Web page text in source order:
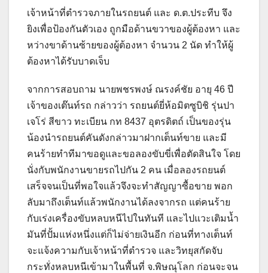
เจ้าหน้าที่ตำรวจภายในรถยนต์ และ ด.ต.ประทีบ จึง
ยิงเพื่อป้องกันตัวเอง ถูกมือด้านขวาของผู้ต้องหา และ
หว่างขาด้านซ้ายของผู้ต้องหา จำนวน 2 นัด ทำให้ผู้
ต้องหาได้รับบาดเจ็บ
จากการสอบถาม นายพชรพงษ์ ณรงค์ชัย อายุ 46 ปี
เจ้าของเต๊นท์รถ กล่าวว่า รถยนต์ยี่ห้อมิตซูบิชิ รุ่นปา
เจโร่ สีขาว ทะเบียน กท 8437 อุตรดิตถ์ เป็นของรุ่น
น้องนำรถยนต์คันดังกล่าวมาฝากเต็นท์ขาย และมี
คนร้ายทำทีมาขอดูและขอลองขับขี่เพื่อตัดสินใจ โดย
นั่งกับพนักงานขายรถไปกัน 2 คน เมื่อลองรถยนต์
เสร็จจนเป็นที่พอใจแล้วจึงจะทำสัญญาซื้อขาย พอก
ลับมาถึงเต็นท์แล้วพนักงานได้ลงจากรถ แต่คนร้าย
กับเร่งเครื่องขับหลบหนีไปในทันที และไปแวะเติมน้ำ
มันที่ปั้มแห่งหนึ่งแต่ก็ไม่จ่ายเงินอีก ก่อนที่ทางเต็นท์
จะแจ้งความกับเจ้าหน้าที่ตำรวจ และวิทยุสกัดจับ
กระทั่งหลบหนีเข้ามาในพื้นที่ จ.พิษณุโลก ก่อนจะจน